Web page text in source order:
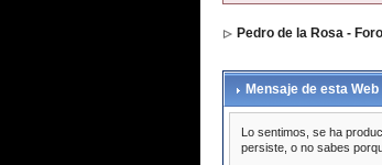
Pedro de la Rosa - Foro
Mensaje de esta Web
Lo sentimos, se ha
persiste, o no sabes